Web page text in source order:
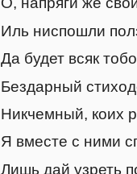
Иль ниспошли
Да будет всяк
Бездарный
Никчемный, коих
Я вместе с ними
Лишь дай узреть